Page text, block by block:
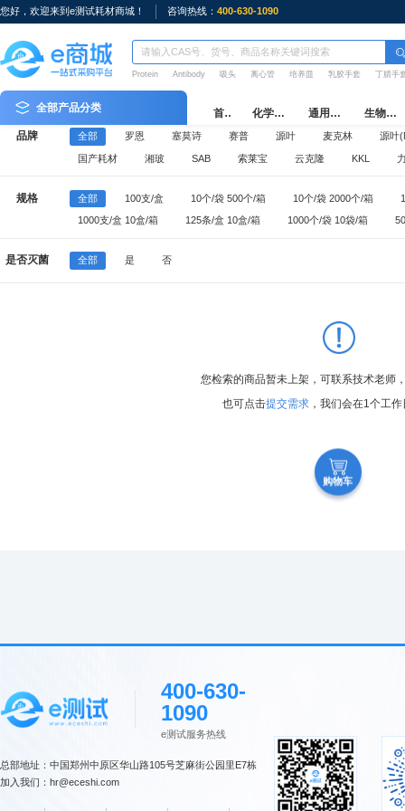
您好，欢迎来到e测试耗材商城！ 咨询热线： 400-630-1090
Protein Antibody 吸头 离心管 培养皿 乳胶手套 丁腈手
全部产品分类 首页 化学试剂 通用耗材 生物耗材
购物车
品牌 全部 罗恩 塞莫诗 赛普 源叶 麦克林 源叶
国产耗材 湘玻 SAB 索莱宝 云克隆 KKL
规格 全部 100支/盒 10个/袋 500个/箱 10个/袋 2000个/箱
1000支/盒 10盒/箱 125条/盒 10盒/箱 1000个/袋 10袋/箱
50个/袋 10袋/箱
是否灭菌 全部 是 否
您检索的商品暂未上架，可联系技术老师
也可点击提交需求，我们会在1个工作
400-630-
1090
e测试服务热线
总部地址：中国郑州中原区华山路105号芝麻街公园里E7栋
加入我们：hr@eceshi.com